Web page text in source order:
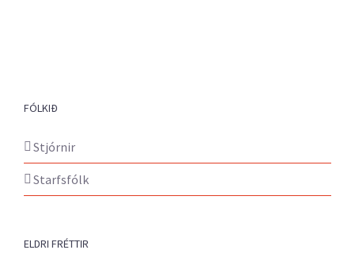
FÓLKIÐ
Stjórnir
Starfsfólk
ELDRI FRÉTTIR